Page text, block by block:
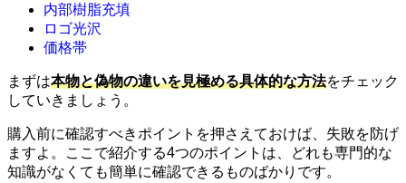
内部樹脂充填
ロゴ光沢
価格帯
まずは本物と偽物の違いを見極める具体的な方法をチェック
していきましょう。
購入前に確認すべきポイントを押さえておけば、失敗を防げ
ますよ。ここで紹介する4つのポイントは、どれも専門的な
知識がなくても簡単に確認できるものばかりです。